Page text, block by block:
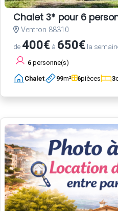
Chalet 3* pour 6
Ventron 88310
de400€ à 650€ la
6 personne(s)
Chalet 99m² 6pièces 3